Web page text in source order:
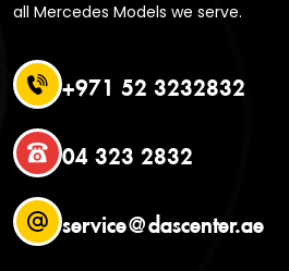
all Mercedes Models we serve.
+971 52 3232832
04 323 2832
service@dascenter.ae